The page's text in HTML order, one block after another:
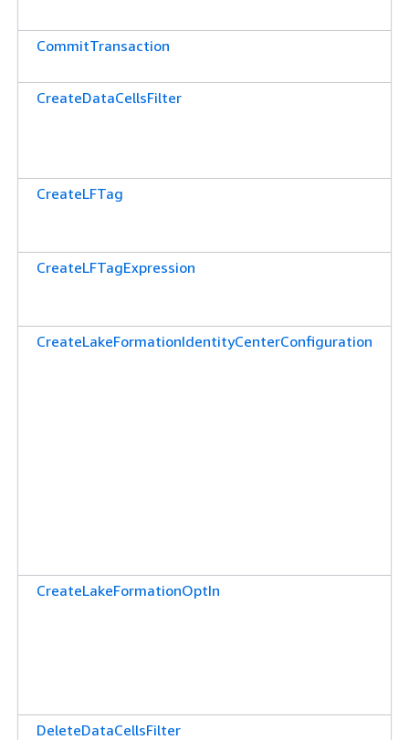
CommitTransaction
CreateDataCellsFilter
CreateLFTag
CreateLFTagExpression
CreateLakeFormationIdentityCenterConfiguration
CreateLakeFormationOptIn
DeleteDataCellsFilter